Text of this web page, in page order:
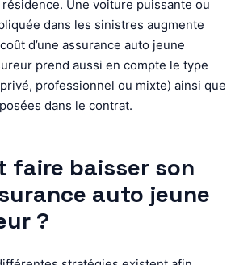
Une voiture puissante ou
dans les sinistres augmente
d’une assurance auto jeune
prend aussi en compte le type
professionnel ou mixte) ainsi que
dans le contrat.
faire baisser son
auto jeune
?